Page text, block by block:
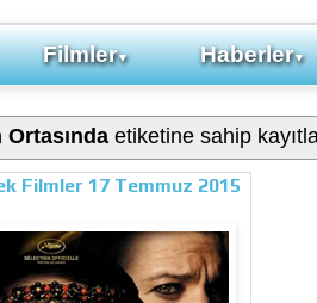
Filmler▼ Haberler▼
Ortasında etiketine sahip
Filmler 17 Temmuz 2015